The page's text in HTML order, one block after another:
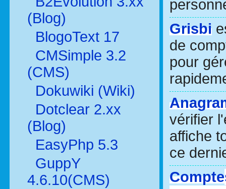
(Blog)
BlogoText 17
CMSimple 3.2
(CMS)
Dokuwiki (Wiki)
Dotclear 2.xx
(Blog)
EasyPhp 5.3
GuppY
4.6.10(CMS)
Grisbi
de
pour
vérifier
affiche
ce
Compte